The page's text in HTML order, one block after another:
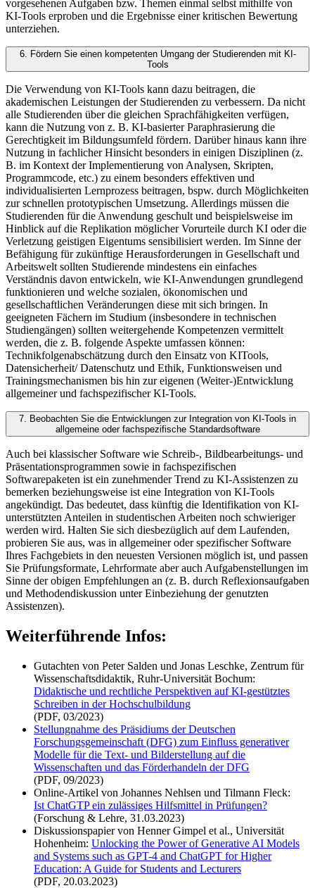
vorgesehenen Aufgaben bzw. Themen einmal selbst mithilfe von
KI-Tools erproben und die Ergebnisse einer kritischen Bewertung
unterziehen.
6. Fördern Sie einen kompetenten Umgang der Studierenden mit KI-
Tools
Die Verwendung von KI-Tools kann dazu beitragen, die
akademischen Leistungen der Studierenden zu verbessern. Da nicht
alle Studierenden über die gleichen Sprachfähigkeiten verfügen,
kann die Nutzung von z. B. KI-basierter Paraphrasierung die
Gerechtigkeit im Bildungsumfeld fördern. Darüber hinaus kann ihre
Nutzung in fachlicher Hinsicht besonders in einigen Disziplinen (z.
B. im Kontext der Implementierung von Analysen, Skripten,
Programmcode, etc.) zu einem besonders effektiven und
individualisierten Lernprozess beitragen, bspw. durch Möglichkeiten
zur schnellen prototypischen Umsetzung. Allerdings müssen die
Studierenden für die Anwendung geschult und beispielsweise im
Hinblick auf die Replikation möglicher Vorurteile durch KI oder die
Verletzung geistigen Eigentums sensibilisiert werden. Im Sinne der
Befähigung für zukünftige Herausforderungen in Gesellschaft und
Arbeitswelt sollten Studierende mindestens ein einfaches
Verständnis davon entwickeln, wie KI-Anwendungen grundlegend
funktionieren und welche sozialen, ökonomischen und
gesellschaftlichen Veränderungen diese mit sich bringen. In
geeigneten Fächern im Studium (insbesondere in technischen
Studiengängen) sollten weitergehende Kompetenzen vermittelt
werden, die z. B. folgende Aspekte umfassen können:
Technikfolgenabschätzung durch den Einsatz von KITools,
Datensicherheit/ Datenschutz und Ethik, Funktionsweisen und
Trainingsmechanismen bis hin zur eigenen (Weiter-)Entwicklung
allgemeiner und fachspezifischer KI-Tools.
7. Beobachten Sie die Entwicklungen zur Integration von KI-Tools in
allgemeine oder fachspezifische Standardsoftware
Auch bei klassischer Software wie Schreib-, Bildbearbeitungs- und
Präsentationsprogrammen sowie in fachspezifischen
Softwarepaketen ist ein zunehmender Trend zu KI-Assistenzen zu
bemerken beziehungsweise ist eine Integration von KI-Tools
angekündigt. Das bedeutet, dass künftig die Identifikation von KI-
unterstützten Anteilen in studentischen Arbeiten noch schwieriger
werden wird. Halten Sie sich diesbezüglich auf dem Laufenden,
probieren Sie aus, was in allgemeiner oder spezifischer Software
Ihres Fachgebiets in den neuesten Versionen möglich ist, und passen
Sie Prüfungsformate, Lehrformate aber auch Aufgabenstellungen im
Sinne der obigen Empfehlungen an (z. B. durch Reflexionsaufgaben
und Methodendiskussion unter Einbeziehung der genutzten
Assistenzen).
Weiterführende Infos:
Gutachten von Peter Salden und Jonas Leschke, Zentrum für
Wissenschaftsdidaktik, Ruhr-Universität Bochum:
Didaktische und rechtliche Perspektiven auf KI-gestütztes
Schreiben in der Hochschulbildung
(PDF, 03/2023)
Stellungnahme des Präsidiums der Deutschen
Forschungsgemeinschaft (DFG) zum Einfluss generativer
Modelle für die Text- und Bilderstellung auf die
Wissenschaften und das Förderhandeln der DFG
(PDF, 09/2023)
Online-Artikel von Johannes Nehlsen und Tilmann Fleck:
Ist ChatGTP ein zulässiges Hilfsmittel in Prüfungen?
(Forschung & Lehre, 31.03.2023)
Diskussionspapier von Henner Gimpel et al., Universität
Hohenheim: Unlocking the Power of Generative AI Models
and Systems such as GPT-4 and ChatGPT for Higher
Education: A Guide for Students and Lecturers
(PDF, 20.03.2023)